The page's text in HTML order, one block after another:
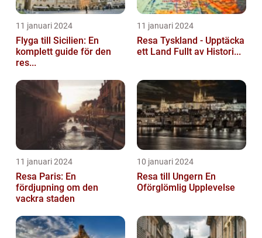
11 januari 2024
Flyga till Sicilien: En
komplett guide för den
res...
11 januari 2024
Resa Tyskland - Upptäcka
ett Land Fullt av Histori...
11 januari 2024
Resa Paris: En
fördjupning om den
vackra staden
10 januari 2024
Resa till Ungern En
Oförglömlig Upplevelse